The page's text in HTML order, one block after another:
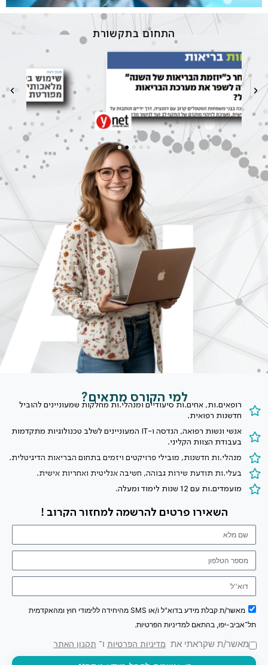
התחום בתקשורת
למי הקורס מתאים?
רופאים.ות, אחים.ות סיעודיים ומנהלי.ות מחלקות שמעוניינים להוביל
חדשנות רפואית.
אנשי ונשות רפואה, הנדסה ו-IT המעוניינים לשלב טכנולוגיות מתקדמות
בעבודת הצוות הקליני.
מנהלי.ות חדשנות, מובילי פרויקטים ויזמים בתחום הבריאות הדיגיטלית.
בעלי.ות תודעת שירות גבוהה, חשיבה אנליטית ואחריות אישית.
מועמדים.ות עם 12 שנות לימוד ומעלה.
השאירו פרטים להרשמה למחזור הקרוב !
מאשר/ת קבלת מידע בדוא"ל ו/או SMS מהיחידה ללימודי חוץ ומהאקדמית
תל־אביב-יפו, בהתאם למדיניות הפרטיות.
מאשר/ת שקראתי את מדיניות הפרטיות ו־ תקנון האתר